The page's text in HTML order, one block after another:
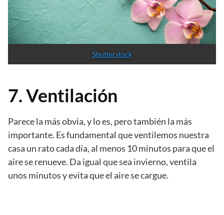
Shutterstock
7. Ventilación
Parece la más obvia, y lo es, pero también la más
importante. Es fundamental que ventilemos nuestra
casa un rato cada día, al menos 10 minutos para que el
aire se renueve. Da igual que sea invierno, ventila
unos minutos y evita que el aire se cargue.